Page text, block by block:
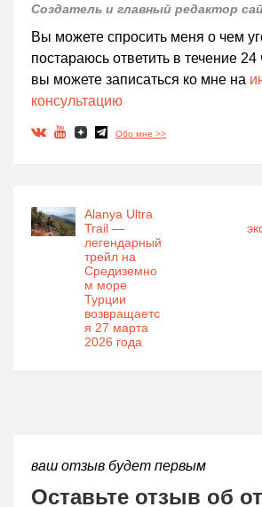
Создатель и главный редактор
Вы можете спросить меня о чем
постараюсь ответить в течение
вы можете записаться ко мне на
консультацию
Обо мне >>
Alanya Ultra
Trail —
легендарный
трейл на
Средиземно
м море
Турции
возвращаетс
я 27 марта
2026 года
ваш отзыв будет первым
Оставьте отзыв об